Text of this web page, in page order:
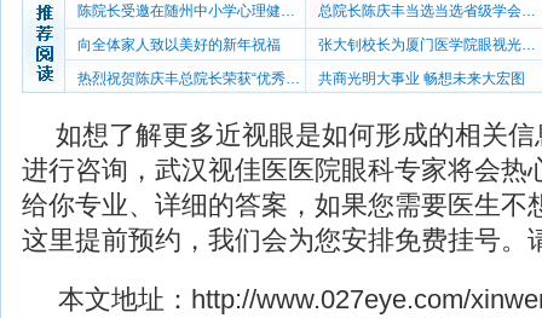
陈院长受邀在随州中小学心理健康培训开展讲座
总院长陈庆丰当选当选省级学会常务理事和学术
向全体家人致以美好的新年祝福
张大钊校长为厦门医学院眼视光学院作专题讲座
热烈祝贺陈庆丰总院长荣获“优秀心理咨询师”
共商光明大事业 畅想未来大宏图
如想了解更多近视眼是如何形成的相关
进行咨询，武汉视佳医医院眼科专家将会热
给你专业、详细的答案，如果您需要医生不
这里提前预约，我们会为您安排免费挂号。
本文地址： http://www.027eye.com/